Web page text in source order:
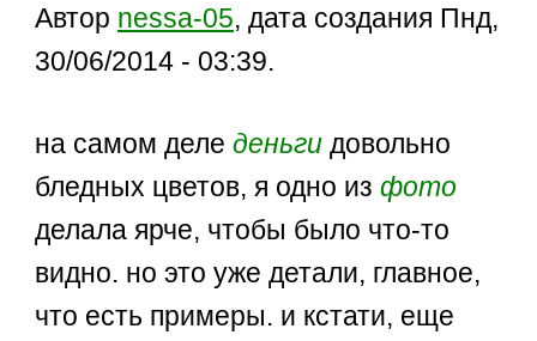
Автор nessa-05, дата создания Пнд,
30/06/2014 - 03:39.
на самом деледеньги довольно
бледных цветов, я одно изфото
делала ярче, чтобы было что-то
видно. но это уже детали, главное,
что есть примеры. и кстати, еще